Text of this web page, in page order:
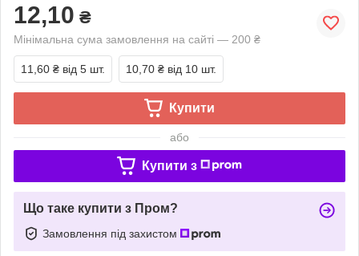
12,10 ₴
Мінімальна сума замовлення на сайті — 200 ₴
11,60 ₴ від 5 шт. 10,70 ₴ від 10 шт.
Купити
або
Купити з
Що таке купити з Пром?
Замовлення під захистом